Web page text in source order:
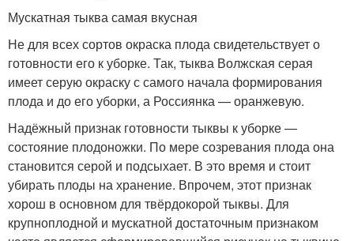
Мускатная тыква самая вкусная
Не для всех сортов окраска плода свидетельствует о
готовности его к уборке. Так, тыква Волжская серая
имеет серую окраску с самого начала формирования
плода и до его уборки, а Россиянка — оранжевую.
Надёжный признак готовности тыквы к уборке —
состояние плодоножки. По мере созревания плода она
становится серой и подсыхает. В это время и стоит
убирать плоды на хранение. Впрочем, этот признак
хорош в основном для твёрдокорой тыквы. Для
крупноплодной и мускатной достаточным признаком